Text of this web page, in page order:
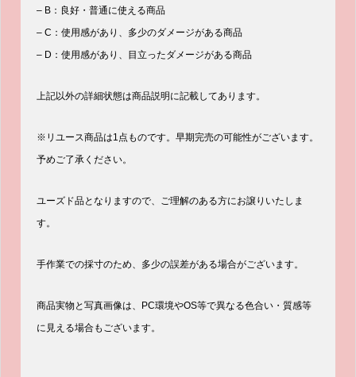
– B：良好・普通に使える商品
– C：使用感があり、多少のダメージがある商品
– D：使用感があり、目立ったダメージがある商品
上記以外の詳細状態は商品説明に記載してあります。
※リユース商品は1点ものです。早期完売の可能性がございます。
予めご了承ください。
ユーズド品となりますので、ご理解のある方にお譲りいたしま
す。
手作業での採寸のため、多少の誤差がある場合がございます。
商品実物と写真画像は、PC環境やOS等で異なる色合い・質感等
に見える場合もございます。